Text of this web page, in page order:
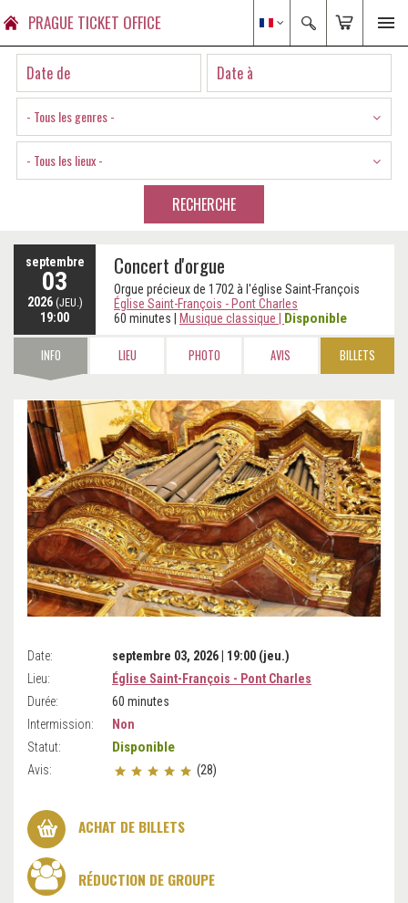
PRAGUE TICKET OFFICE
- Tous les genres -
- Tous les lieux -
RECHERCHE
septembre
03
2026 (JEU.)
19:00
Concert d'orgue
Orgue précieux de 1702 à l'église Saint-François
Église Saint-François - Pont Charles
60 minutes
Musique classique Disponible
INFO LIEU PHOTO AVIS BILLETS
Date:
septembre 03, 2026 | 19:00 (jeu.)
Lieu:
Église Saint-François - Pont Charles
Durée:
60 minutes
Intermission:
Non
Statut:
Disponible
Avis: (28)
ACHAT DE BILLETS
RÉDUCTION DE GROUPE